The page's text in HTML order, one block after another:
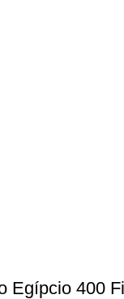
Egípcio 400